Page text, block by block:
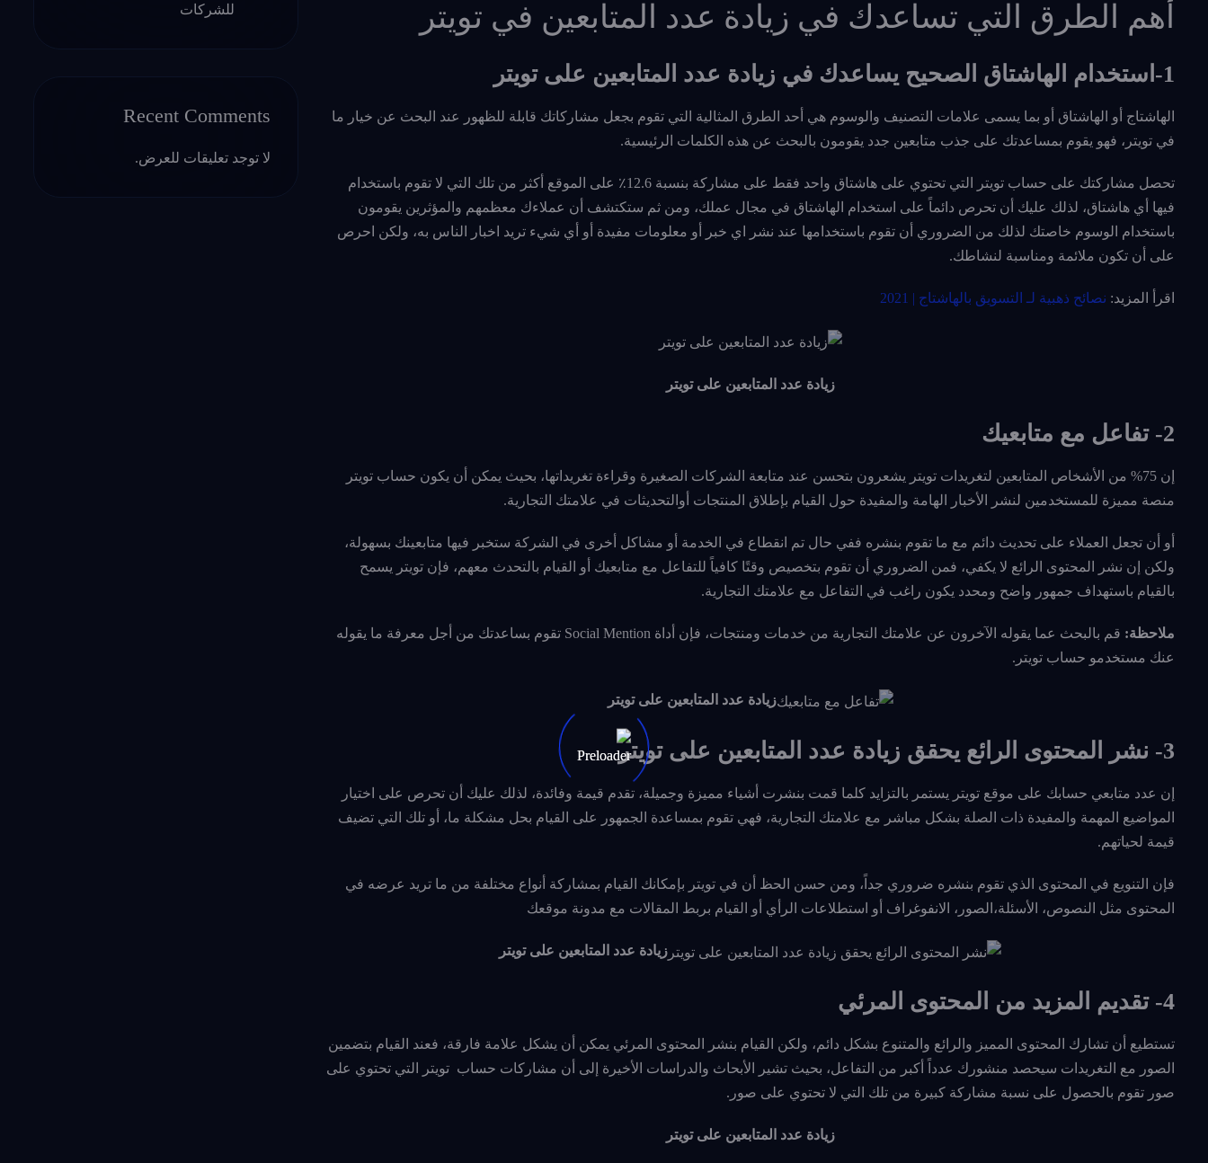
أهم الطرق التي تساعدك في زيادة عدد المتابعين في تويتر
1-استخدام الهاشتاق الصحيح يساعدك في زيادة عدد المتابعين على تويتر
الهاشتاج أو الهاشتاق أو بما يسمى علامات التصنيف والوسوم هي أحد الطرق المثالية التي تقوم بجعل مشاركاتك قابلة للظهور عند البحث عن خيار ما
في تويتر، فهو يقوم بمساعدتك على جذب متابعين جدد يقومون بالبحث عن هذه الكلمات الرئيسية.
تحصل مشاركتك على حساب تويتر التي تحتوي على هاشتاق واحد فقط على مشاركة بنسبة 12.6٪ على الموقع أكثر من تلك التي لا تقوم باستخدام
فيها أي هاشتاق، لذلك عليك أن تحرص دائماً على استخدام الهاشتاق في مجال عملك، ومن ثم ستكتشف أن عملاءك معظمهم والمؤثرين يقومون
باستخدام الوسوم خاصتك لذلك من الضروري أن تقوم باستخدامها عند نشر اي خبر أو معلومات مفيدة أو أي شيء تريد اخبار الناس به، ولكن احرص
على أن تكون ملائمة ومناسبة لنشاطك.
اقرأ المزيد: نصائح ذهبية لـ التسويق بالهاشتاج | 2021
زيادة عدد المتابعين على تويتر
2- تفاعل مع متابعيك
إن 75% من الأشخاص المتابعين لتغريدات تويتر يشعرون بتحسن عند متابعة الشركات الصغيرة وقراءة تغريداتها، بحيث يمكن أن يكون حساب تويتر
منصة مميزة للمستخدمين لنشر الأخبار الهامة والمفيدة حول القيام بإطلاق المنتجات أوالتحديثات في علامتك التجارية.
أو أن تجعل العملاء على تحديث دائم مع ما تقوم بنشره ففي حال تم انقطاع في الخدمة أو مشاكل أخرى في الشركة ستخبر فيها متابعينك بسهولة،
ولكن إن نشر المحتوى الرائع لا يكفي، فمن الضروري أن تقوم بتخصيص وقتًا كافياً للتفاعل مع متابعيك أو القيام بالتحدث معهم، فإن تويتر يسمح
بالقيام باستهداف جمهور واضح ومحدد يكون راغب في التفاعل مع علامتك التجارية.
ملاحظة:
قم بالبحث عما يقوله الآخرون عن علامتك التجارية من خدمات ومنتجات، فإن أداة Social Mention تقوم بساعدتك من أجل معرفة ما يقوله
عنك مستخدمو حساب تويتر.
زيادة عدد المتابعين على تويتر
3- نشر المحتوى الرائع يحقق زيادة عدد المتابعين على تويتر
إن عدد متابعي حسابك على موقع تويتر يستمر بالتزايد كلما قمت بنشرت أشياء مميزة وجميلة، تقدم قيمة وفائدة، لذلك عليك أن تحرص على اختيار
المواضيع المهمة والمفيدة ذات الصلة بشكل مباشر مع علامتك التجارية، فهي تقوم بمساعدة الجمهور على القيام بحل مشكلة ما، أو تلك التي تضيف
قيمة لحياتهم.
فإن التنويع في المحتوى الذي تقوم بنشره ضروري جداً، ومن حسن الحظ أن في تويتر بإمكانك القيام بمشاركة أنواع مختلفة من ما تريد عرضه في
المحتوى مثل النصوص، الأسئلة،الصور، الانفوغراف أو استطلاعات الرأي أو القيام بربط المقالات مع مدونة موقعك
زيادة عدد المتابعين على تويتر
4- تقديم المزيد من المحتوى المرئي
تستطيع أن تشارك المحتوى المميز والرائع والمتنوع بشكل دائم، ولكن القيام بنشر المحتوى المرئي يمكن أن يشكل علامة فارقة، فعند القيام بتضمين
الصور مع التغريدات سيحصد منشورك عدداً أكبر من التفاعل، بحيث تشير الأبحاث والدراسات الأخيرة إلى أن مشاركات حساب تويتر التي تحتوي على
صور تقوم بالحصول على نسبة مشاركة كبيرة من تلك التي لا تحتوي على صور.
زيادة عدد المتابعين على تويتر
للشركات
Recent Comments
لا توجد تعليقات للعرض.